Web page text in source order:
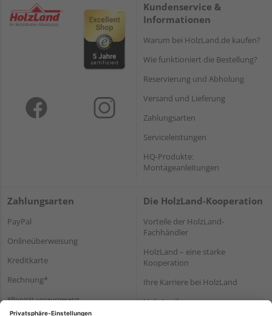
Kundenservice &
Informationen
Warum bei HolzLand.de kaufen?
Wie funktioniert die Bestellung?
Reservierung und Abholung
Versand und Lieferung
Zahlungsarten
Serviceleistungen
HQ-Produkte:
Montageanleitungen
Zahlungsarten
PayPal
Onlineüberweisung
Kreditkarte
Rechnung*
*Bonität vorausgesetzt
Die HolzLand-Kooperation
Vorteile der HolzLand-
Fachhändler
HolzLand – eine starke
Kooperation
Ihre Karriere bei HolzLand
Holz-Lexikon